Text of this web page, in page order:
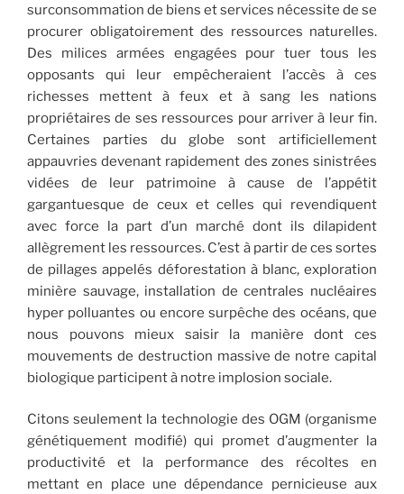
surconsommation de biens et services nécessite de se
procurer obligatoirement des ressources naturelles.
Des milices armées engagées pour tuer tous les
opposants qui leur empêcheraient l’accès à ces
richesses mettent à feux et à sang les nations
propriétaires de ses ressources pour arriver à leur fin.
Certaines parties du globe sont artificiellement
appauvries devenant rapidement des zones sinistrées
vidées de leur patrimoine à cause de l’appétit
gargantuesque de ceux et celles qui revendiquent
avec force la part d’un marché dont ils dilapident
allègrement les ressources. C’est à partir de ces sortes
de pillages appelés déforestation à blanc, exploration
minière sauvage, installation de centrales nucléaires
hyper polluantes ou encore surpêche des océans, que
nous pouvons mieux saisir la manière dont ces
mouvements de destruction massive de notre capital
biologique participent à notre implosion sociale.
Citons seulement la technologie des OGM (organisme
génétiquement modifié) qui promet d’augmenter la
productivité et la performance des récoltes en
mettant en place une dépendance pernicieuse aux